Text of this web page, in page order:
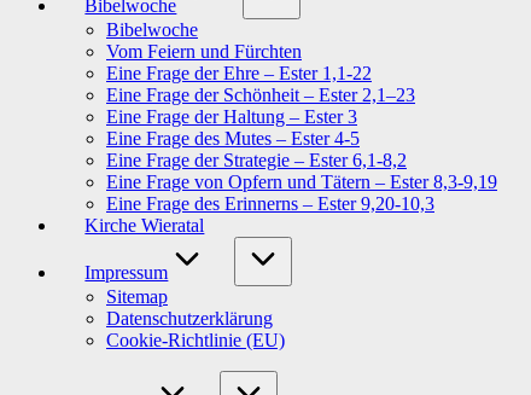
Bibelwoche
Bibelwoche
Vom Feiern und Fürchten
Eine Frage der Ehre – Ester 1,1-22
Eine Frage der Schönheit – Ester 2,1–23
Eine Frage der Haltung – Ester 3
Eine Frage des Mutes – Ester 4-5
Eine Frage der Strategie – Ester 6,1-8,2
Eine Frage von Opfern und Tätern – Ester 8,3-9,19
Eine Frage des Erinnerns – Ester 9,20-10,3
Kirche Wieratal
Impressum
Sitemap
Datenschutzerklärung
Cookie-Richtlinie (EU)